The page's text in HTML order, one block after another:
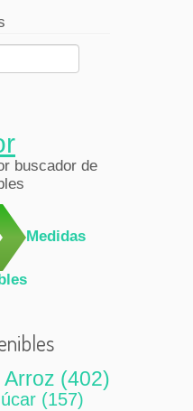
buscador de
Medidas
Arroz (402)
(157)